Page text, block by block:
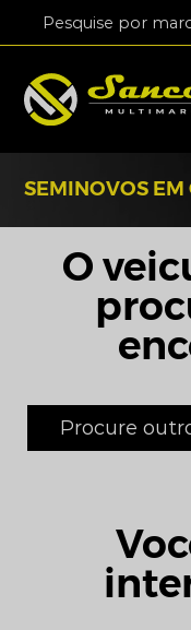
SEMINOVOS EM
O
Procure